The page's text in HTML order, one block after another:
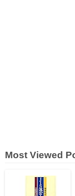
Most Viewed